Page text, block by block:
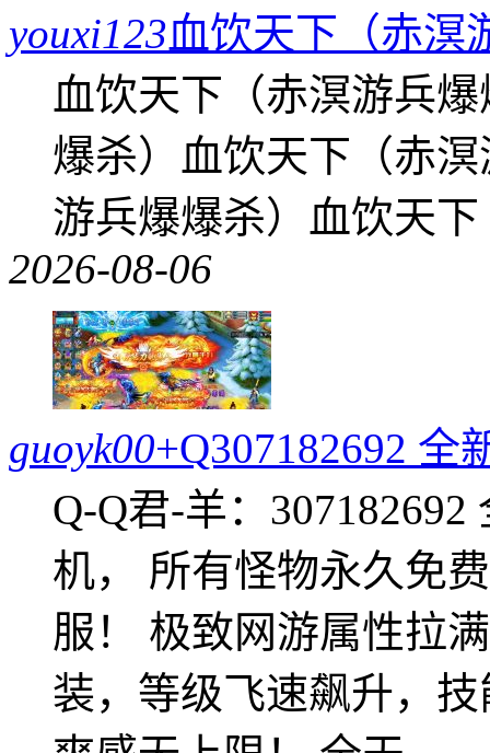
youxi123血饮天下（赤溟
血饮天下（赤溟游兵
爆杀）血饮天下（赤
游兵爆爆杀）血饮天
2026-08-06
guoyk00+Q307182692
Q-Q君-羊：
机， 所有怪物永久免
服！ 极致网游属性拉
装，等级飞速飙升，